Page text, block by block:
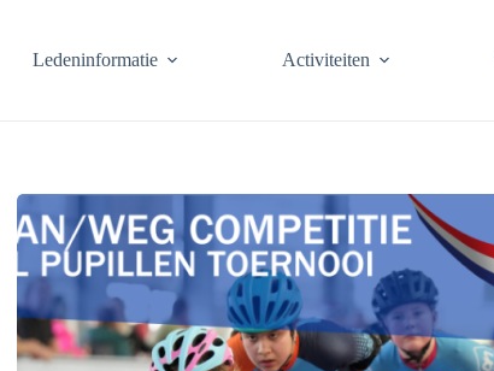
Ledeninformatie Activiteiten